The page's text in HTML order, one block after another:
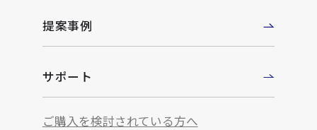
提案事例
サポート
ご購入を検討されている方へ